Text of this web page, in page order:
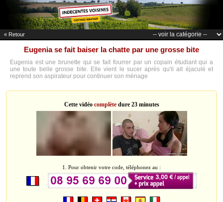
« Retour
Eugenia se fait baiser la chatte par une grosse bite
Eugenia est une brunette qui se fait fourrer par un copain étudiant qui a
une toute belle grosse bite. Elle vient le sucer après qu'il ait éjaculé et
reprend son aspirateur pour continuer son ménage
Cette vidéo complètedure 23 minutes
1. Pour obtenir votre code, téléphonez au :